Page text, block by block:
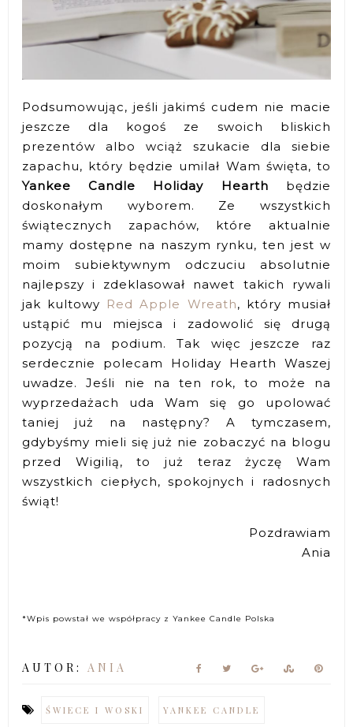
Podsumowując, jeśli jakimś cudem nie macie
jeszcze dla kogoś ze swoich bliskich
prezentów albo wciąż szukacie dla siebie
zapachu, który będzie umilał Wam święta, to
Yankee Candle Holiday Hearth będzie
doskonałym wyborem. Ze wszystkich
świątecznych zapachów, które aktualnie
mamy dostępne na naszym rynku, ten jest w
moim subiektywnym odczuciu absolutnie
najlepszy i zdeklasował nawet takich rywali
jak kultowy Red Apple Wreath, który musiał
ustąpić mu miejsca i zadowolić się drugą
pozycją na podium. Tak więc jeszcze raz
serdecznie polecam Holiday Hearth Waszej
uwadze. Jeśli nie na ten rok, to może na
wyprzedażach uda Wam się go upolować
taniej już na następny? A tymczasem,
gdybyśmy mieli się już nie zobaczyć na blogu
przed Wigilią, to już teraz życzę Wam
wszystkich ciepłych, spokojnych i radosnych
świąt!
Pozdrawiam
Ania
*Wpis powstał we współpracy z Yankee Candle Polska
AUTOR: ANIA
ŚWIECE I WOSKI YANKEE CANDLE